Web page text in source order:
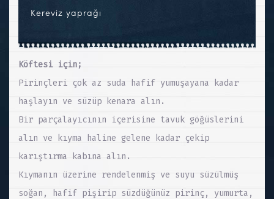
Kereviz yaprağı
Köftesi için;
Pirinçleri çok az suda hafif yumuşayana kadar
haşlayın ve süzüp kenara alın.
Bir parçalayıcının içerisine tavuk göğüslerini
alın ve kıyma haline gelene kadar çekip
karıştırma kabına alın.
Kıymanın üzerine rendelenmiş ve suyu süzülmüş
soğan, hafif pişirip süzdüğünüz pirinç, yumurta,